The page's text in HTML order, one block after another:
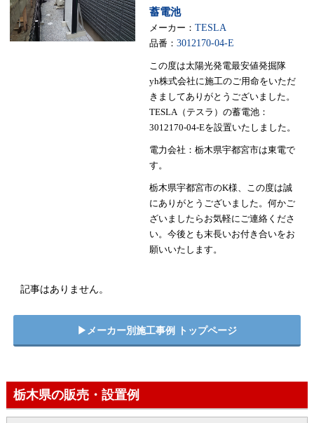
蓄電池
メーカー： TESLA
品番： 3012170-04-E
この度は太陽光発電最安値発掘隊
yh株式会社に施工のご用命をいただ
きましてありがとうございました。
TESLA（テスラ）の蓄電池：
3012170-04-Eを設置いたしました。
電力会社：栃木県宇都宮市は東電で
す。
栃木県宇都宮市のK様、この度は誠
にありがとうございました。何かご
ざいましたらお気軽にご連絡くださ
い。今後とも末長いお付き合いをお
願いいたします。
記事はありません。
▶︎メーカー別施工事例 トップページ
栃木県の販売・設置例